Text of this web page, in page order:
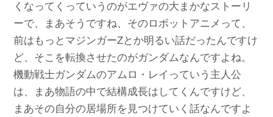
くなってくっていうのがエヴァの大まかなストーリ
ーで、まあそうですね、そのロボットアニメって、
前はもっとマジンガーZとか明るい話だったんですけ
ど、そこを転換させたのがガンダムなんですよね。
機動戦士ガンダムのアムロ・レイっていう主人公
は、まあ物語の中で結構成長はしてくんですけど、
まあその自分の居場所を見つけていく話なんですよ